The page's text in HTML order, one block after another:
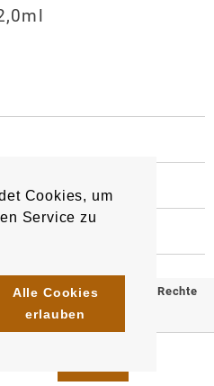
Cookies, um
Service zu
Alle Cookies
erlauben
alleinigen Verwendung mit
Magnet-System. Inhalt
EAN/ Päckchen
4031300315385
Ice 20mg
GmbH
Marion Winkels e.K. Alle Rechte